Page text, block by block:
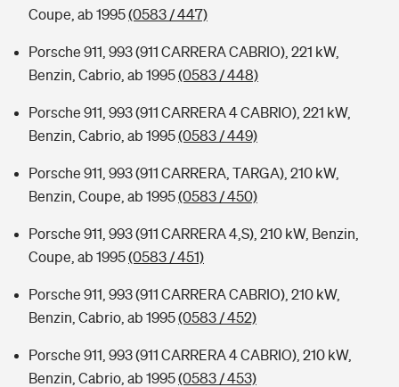
Coupe, ab 1995(0583 / 447)
Porsche 911, 993 (911 CARRERA CABRIO), 221 kW,
Benzin, Cabrio, ab 1995(0583 / 448)
Porsche 911, 993 (911 CARRERA 4 CABRIO), 221 kW,
Benzin, Cabrio, ab 1995(0583 / 449)
Porsche 911, 993 (911 CARRERA, TARGA), 210 kW,
Benzin, Coupe, ab 1995(0583 / 450)
Porsche 911, 993 (911 CARRERA 4,S), 210 kW, Benzin,
Coupe, ab 1995(0583 / 451)
Porsche 911, 993 (911 CARRERA CABRIO), 210 kW,
Benzin, Cabrio, ab 1995(0583 / 452)
Porsche 911, 993 (911 CARRERA 4 CABRIO), 210 kW,
Benzin, Cabrio, ab 1995(0583 / 453)